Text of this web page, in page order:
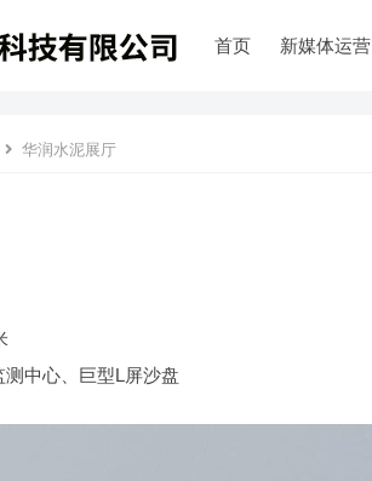
首页 新媒体运营
华润水泥展厅
中心、巨型L屏沙盘